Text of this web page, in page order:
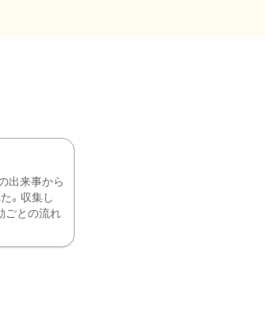
出来事から
。収集し
ごとの流れ